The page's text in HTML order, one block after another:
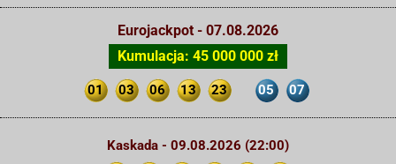
Eurojackpot - 07.08.2026
Kumulacja: 45 000 000 zł
01 03 06 13 23 05 07
Kaskada - 09.08.2026 (22:00)